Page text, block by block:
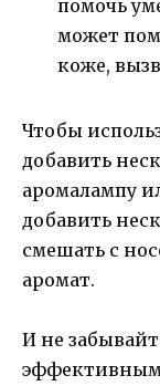
помочь
может
коже,
Чтобы
добавить
аромалампу
добавить
смешать с
аромат.
И не
эффективным